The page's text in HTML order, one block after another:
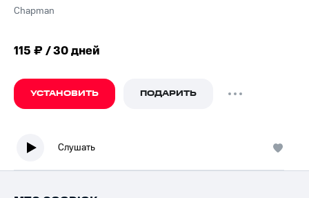
Chapman
115 ₽ / 30 дней
УСТАНОВИТЬ ПОДАРИТЬ
Слушать